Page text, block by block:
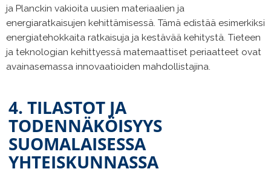
ja Planckin vakioita uusien materiaalien ja
energiaratkaisujen kehittämisessä. Tämä edistää esimerkiksi
energiatehokkaita ratkaisuja ja kestävää kehitystä. Tieteen
ja teknologian kehittyessä matemaattiset periaatteet ovat
avainasemassa innovaatioiden mahdollistajina.
4. TILASTOT JA
TODENNÄKÖISYYS
SUOMALAISESSA
YHTEISKUNNASSA